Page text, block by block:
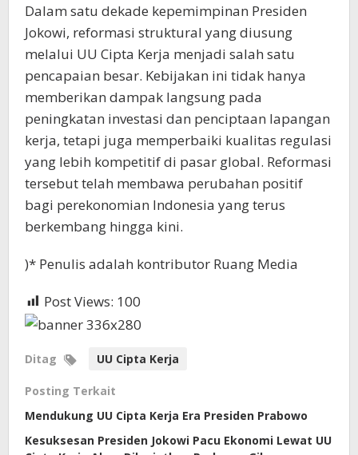
Dalam satu dekade kepemimpinan Presiden
Jokowi, reformasi struktural yang diusung
melalui UU Cipta Kerja menjadi salah satu
pencapaian besar. Kebijakan ini tidak hanya
memberikan dampak langsung pada
peningkatan investasi dan penciptaan lapangan
kerja, tetapi juga memperbaiki kualitas regulasi
yang lebih kompetitif di pasar global. Reformasi
tersebut telah membawa perubahan positif
bagi perekonomian Indonesia yang terus
berkembang hingga kini.
)* Penulis adalah kontributor Ruang Media
Post Views: 100
Ditag UU Cipta Kerja
Posting Terkait
Mendukung UU Cipta Kerja Era Presiden Prabowo
Kesuksesan Presiden Jokowi Pacu Ekonomi Lewat UU